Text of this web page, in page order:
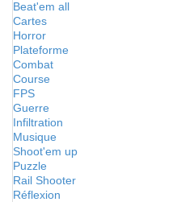
Beat'em all
Cartes
Horror
Plateforme
Combat
Course
FPS
Guerre
Infiltration
Musique
Shoot'em up
Puzzle
Rail Shooter
Réflexion